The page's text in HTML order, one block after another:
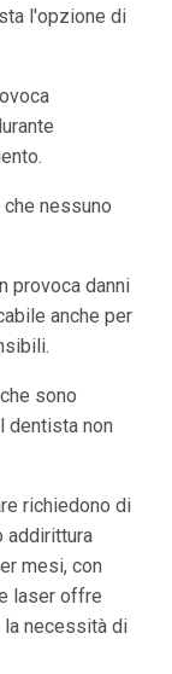
l'opzione di
nessuno
provoca danni
anche per
sono
dentista non
richiedono di
addirittura
mesi, con
laser offre
necessità di